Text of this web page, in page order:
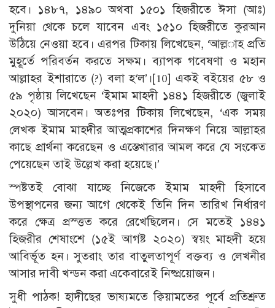
হবে। ১৪৮৭, ১৪৯০ অথবা ১৫০১ হিজরীতে ঈসা (আঃ)
দুনিয়া থেকে চলে যাবেন এবং ১৫১০ হিজরীতে কুরআন
উঠিয়ে নেওয়া হবে। এরপর টিকায় লিখেছেন, ‘আল্ল­াহ প্রতি
মুহূর্তে পরিবর্তন করতে সক্ষম। ব্যাপক গবেষণা ও মহান
আল্লাহর ইশারাতে (?) বলা হ‘ল’।[10] একই বইয়ের ৫৮ ও
৫৯ পৃষ্ঠায় লিখেছেন ‘ইমাম মাহদী ১৪৪১ হিজরীতে (জুলাই
২০২০) আসবেন। অতঃপর টিকায় লিখেছেন, ‘এক সময়
লেখক ইমাম মাহদীর আত্মপ্রকাশের দিনক্ষণ নিয়ে আল্লাহর
কাছে প্রার্থনা করেছেন ও এস্তেখারার আমল করে যে সংকেত
পেয়েছেন তাই উল্লেখ করা হয়েছে।’
স্পষ্টতই বোঝা যাচ্ছে নিজেকে ইমাম মাহদী হিসাবে
উপস্থাপনের জন্য আগে থেকেই তিনি দিন তারিখ নির্ধারণ
করে ক্ষেত্র প্রস্ত্তত করে রেখেছিলেন। সে মতেই ১৪৪১
হিজরীর শেষাংশে (১৫ই আগষ্ট ২০২০) স্বয়ং মাহদী হয়ে
আবির্ভূত হন। সুতরাং তার বাতুলতাপূর্ণ বক্তব্য ও লেখনীর
আসার দাবী খন্ডন করা একেবারেই নিষ্প্রয়োজন।
সুধী পাঠক! হাদীছের ভাষ্যমতে ক্বিয়ামতের পূর্বে প্রতিশ্রুত